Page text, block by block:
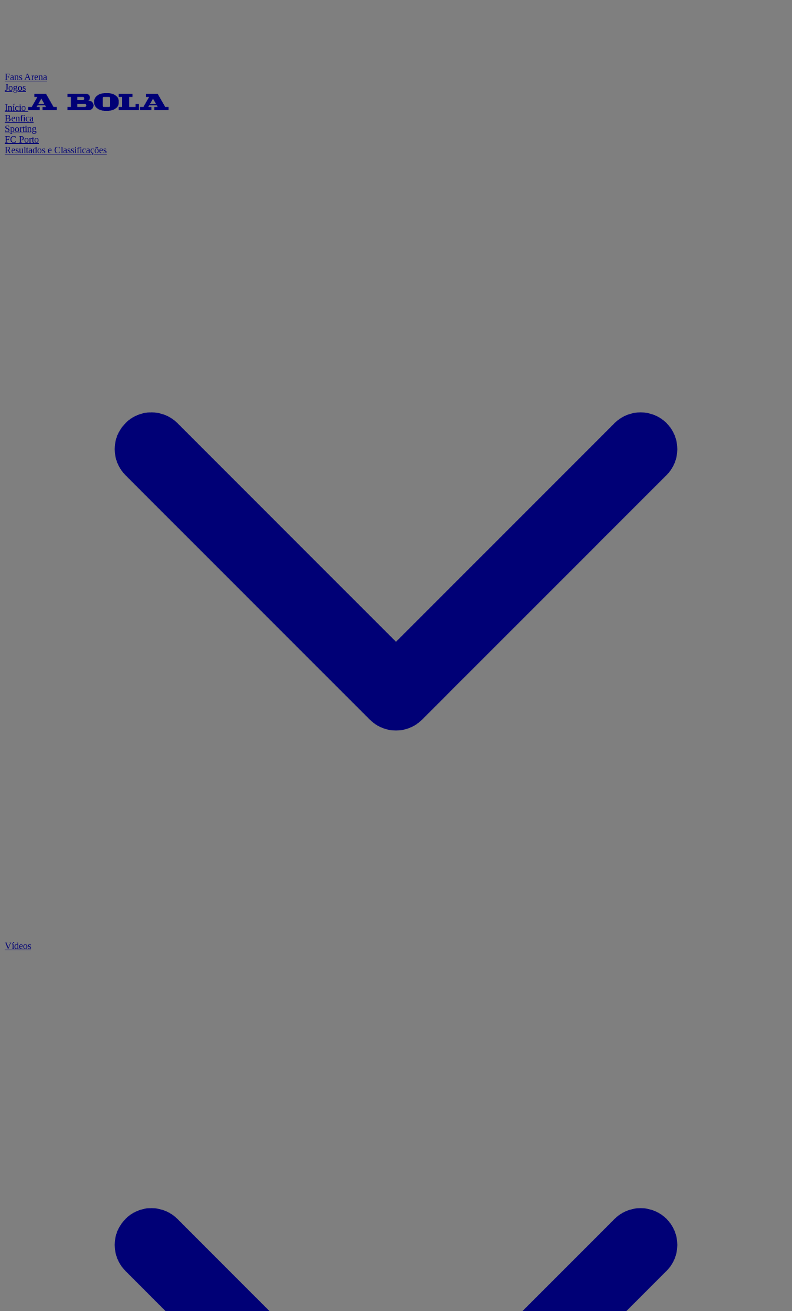
Fans Arena
Jogos
Início
Benfica
Sporting
FC Porto
Resultados e Classificações
Vídeos